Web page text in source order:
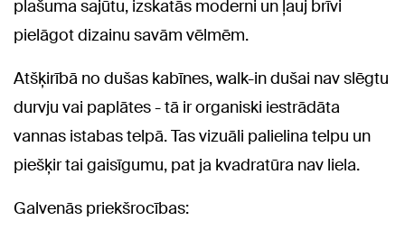
plašuma sajūtu, izskatās moderni un ļauj brīvi
pielāgot dizainu savām vēlmēm.
Atšķirībā no dušas kabīnes, walk-in dušai nav slēgtu
durvju vai paplātes - tā ir organiski iestrādāta
vannas istabas telpā. Tas vizuāli palielina telpu un
piešķir tai gaisīgumu, pat ja kvadratūra nav liela.
Galvenās priekšrocības: